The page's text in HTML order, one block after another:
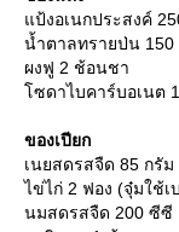
แป้งอเนกประสงค์
น้ำตาลทรายป่น 150
ผงฟู 2 ช้อนชา
โซดาไบคาร์บอเนต
ของเปียก
เนยสดรสจืด 85 กรัม
ไข่ไก่ 2 ฟอง (จุ๋มใช้เ
นมสดรสจืด 200 ซีซี